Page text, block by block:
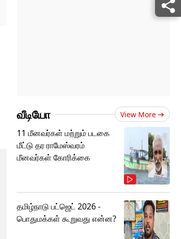
வீடியோ View More
11 மீனவர்கள் மற்றும் படகை
மீட்டு தர ராமேஸ்வரம்
மீனவர்கள் கோரிக்கை
தமிழ்நாடு பட்ஜெட் 2026 -
பொதுமக்கள் கூறுவது என்ன?